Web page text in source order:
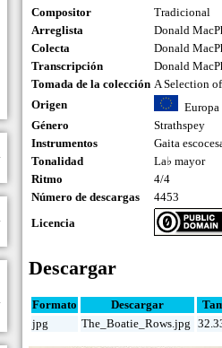
Compositor
Tradicional
Arreglista
Donald
Colecta
Donald
Transcripción
Donald
Tomada de la colección A Selection
Origen
Europa
Género
Strathspey
Instrumentos
Gaita
Tonalidad
La♭ mayor
Ritmo
4/4
Número de descargas
4453
Licencia
Descargar
Formato Descargar
jpg
The_Boatie_Rows.jpg